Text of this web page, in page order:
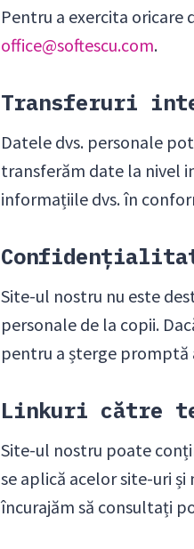
Pentru a exercita oricare
office@softescu.com.
Transferuri
Datele dvs. personale
transferăm date la nivel
informațiile dvs. în
Site-ul nostru nu este
personale de la copii.
pentru a șterge
Linkuri către
Site-ul nostru poate
se aplică acelor site-uri
încurajăm să consultați